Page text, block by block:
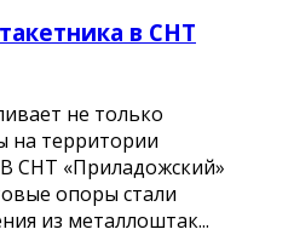
в СНТ
не только
на территории
СНТ «Приладожский»
опоры стали
из металлоштак...